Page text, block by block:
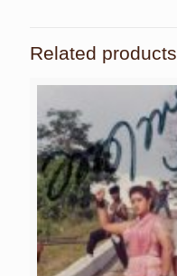
Related products